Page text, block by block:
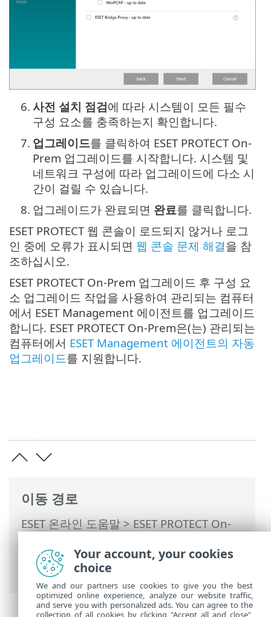
이동 경로
ESET 온라인 도움말>ESET PROTECT On-
Prem 11.1 통합형 설치 관리자를 사용하여
업그레이드
6. 사전 설치 점검에 따라 시스템이 모든 필수
구성 요소를 충족하는지 확인합니다.
7. 업그레이드를 클릭하여 ESET PROTECT On-
Prem 업그레이드를 시작합니다. 시스템 및
네트워크 구성에 따라 업그레이드에 다소 시
간이 걸릴 수 있습니다.
8. 업그레이드가 완료되면 완료를 클릭합니다.
ESET PROTECT 웹 콘솔이 로드되지 않거나 로그
인 중에 오류가 표시되면 웹 콘솔 문제 해결을 참
조하십시오.
ESET PROTECT On-Prem 업그레이드 후 구성 요
소 업그레이드 작업을 사용하여 관리되는 컴퓨터
에서 ESET Management 에이전트를 업그레이드
합니다. ESET PROTECT On-Prem은(는) 관리되는
컴퓨터에서 ESET Management 에이전트의 자동
업그레이드를 지원합니다.
Your account, your cookies
choice
We and our partners use cookies to give you the best
optimized online experience, analyze our website traffic,
and serve you with personalized ads. You can agree to the
collection of all cookies by clicking "Accept all and close",